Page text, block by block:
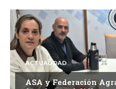
ACTUALIDAD
ASA y Federación